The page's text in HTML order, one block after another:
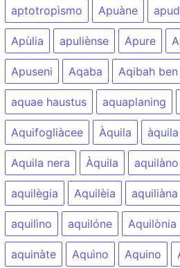
aptotropìsmo Apuàne
Apùlia apuliènse Apure
Apuseni Aqaba Aqibah
aquae haustus aquaplaning
Aquifogliàcee Àquila àquila
Aquila nera Àquila aquilàno
aquilègia Aquilèia aquiliàna
aquilìno aquilóne Aquilònia
aquinàte Aquìno Aquino